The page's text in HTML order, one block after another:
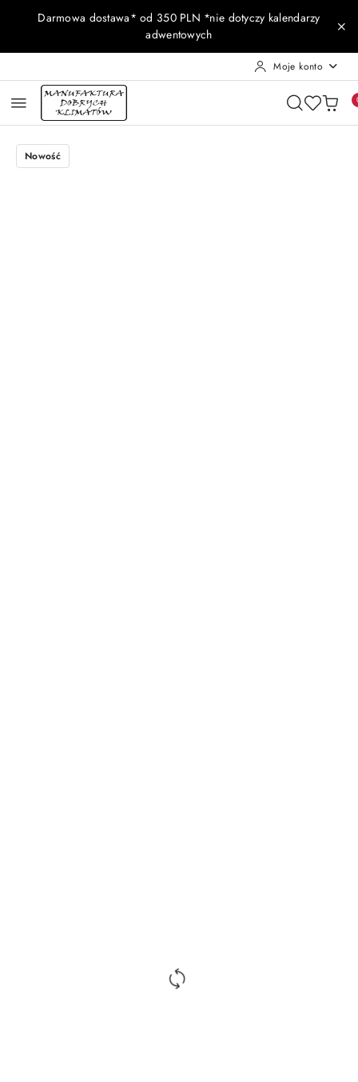
Przejdź do treści głównej
Przejdź do wyszukiwarki
Przejdź do moje konto
Przejdź do menu głównego
Przejdź do opisu produktu
Przejdź do stopki
Darmowa dostawa* od 350 PLN *nie dotyczy kalendarzy
adwentowych
Moje konto
Nowość